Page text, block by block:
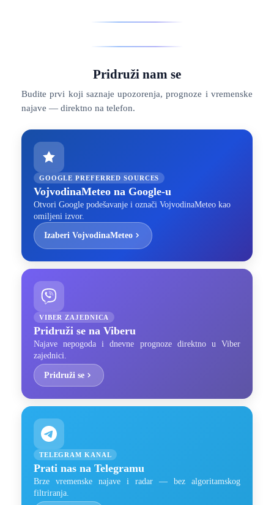
Pridruži nam se
Budite prvi koji saznaje upozorenja, prognoze i vremenske
najave — direktno na telefon.
GOOGLE PREFERRED SOURCES
VojvodinaMeteo na Google-u
Otvori Google podešavanje i označi VojvodinaMeteo kao
omiljeni izvor.
Izaberi VojvodinaMeteo
VIBER ZAJEDNICA
Pridruži se na Viberu
Najave nepogoda i dnevne prognoze direktno u Viber
zajednici.
Pridruži se
TELEGRAM KANAL
Prati nas na Telegramu
Brze vremenske najave i radar — bez algoritamskog
filtriranja.